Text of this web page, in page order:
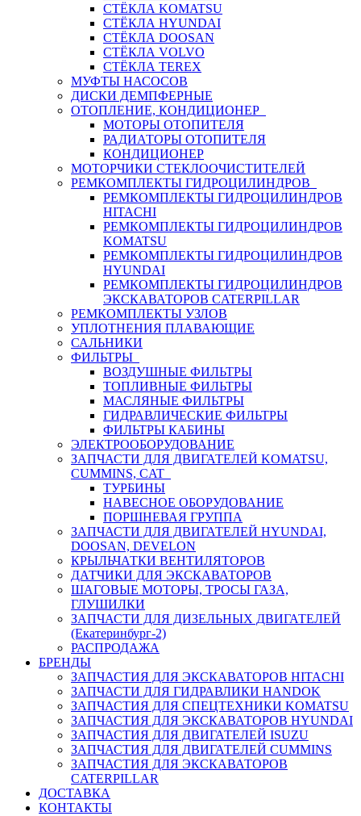
СТЁКЛА KOMATSU
СТЁКЛА HYUNDAI
СТЁКЛА DOOSAN
СТЁКЛА VOLVO
СТЁКЛА TEREX
МУФТЫ НАСОСОВ
ДИСКИ ДЕМПФЕРНЫЕ
ОТОПЛЕНИЕ, КОНДИЦИОНЕР
МОТОРЫ ОТОПИТЕЛЯ
РАДИАТОРЫ ОТОПИТЕЛЯ
КОНДИЦИОНЕР
МОТОРЧИКИ СТЕКЛООЧИСТИТЕЛЕЙ
РЕМКОМПЛЕКТЫ ГИДРОЦИЛИНДРОВ
РЕМКОМПЛЕКТЫ ГИДРОЦИЛИНДРОВ
HITACHI
РЕМКОМПЛЕКТЫ ГИДРОЦИЛИНДРОВ
KOMATSU
РЕМКОМПЛЕКТЫ ГИДРОЦИЛИНДРОВ
HYUNDAI
РЕМКОМПЛЕКТЫ ГИДРОЦИЛИНДРОВ
ЭКСКАВАТОРОВ CATERPILLAR
РЕМКОМПЛЕКТЫ УЗЛОВ
УПЛОТНЕНИЯ ПЛАВАЮЩИЕ
САЛЬНИКИ
ФИЛЬТРЫ
ВОЗДУШНЫЕ ФИЛЬТРЫ
ТОПЛИВНЫЕ ФИЛЬТРЫ
МАСЛЯНЫЕ ФИЛЬТРЫ
ГИДРАВЛИЧЕСКИЕ ФИЛЬТРЫ
ФИЛЬТРЫ КАБИНЫ
ЭЛЕКТРООБОРУДОВАНИЕ
ЗАПЧАСТИ ДЛЯ ДВИГАТЕЛЕЙ KOMATSU,
CUMMINS, CAT
ТУРБИНЫ
НАВЕСНОЕ ОБОРУДОВАНИЕ
ПОРШНЕВАЯ ГРУППА
ЗАПЧАСТИ ДЛЯ ДВИГАТЕЛЕЙ HYUNDAI,
DOOSAN, DEVELON
КРЫЛЬЧАТКИ ВЕНТИЛЯТОРОВ
ДАТЧИКИ ДЛЯ ЭКСКАВАТОРОВ
ШАГОВЫЕ МОТОРЫ, ТРОСЫ ГАЗА,
ГЛУШИЛКИ
ЗАПЧАСТИ ДЛЯ ДИЗЕЛЬНЫХ ДВИГАТЕЛЕЙ
(Екатеринбург-2)
РАСПРОДАЖА
БРЕНДЫ
ЗАПЧАСТИЯ ДЛЯ ЭКСКАВАТОРОВ HITACHI
ЗАПЧАСТИ ДЛЯ ГИДРАВЛИКИ HANDOK
ЗАПЧАСТИЯ ДЛЯ СПЕЦТЕХНИКИ KOMATSU
ЗАПЧАСТИЯ ДЛЯ ЭКСКАВАТОРОВ HYUNDAI
ЗАПЧАСТИЯ ДЛЯ ДВИГАТЕЛЕЙ ISUZU
ЗАПЧАСТИЯ ДЛЯ ДВИГАТЕЛЕЙ CUMMINS
ЗАПЧАСТИЯ ДЛЯ ЭКСКАВАТОРОВ
CATERPILLAR
ДОСТАВКА
КОНТАКТЫ